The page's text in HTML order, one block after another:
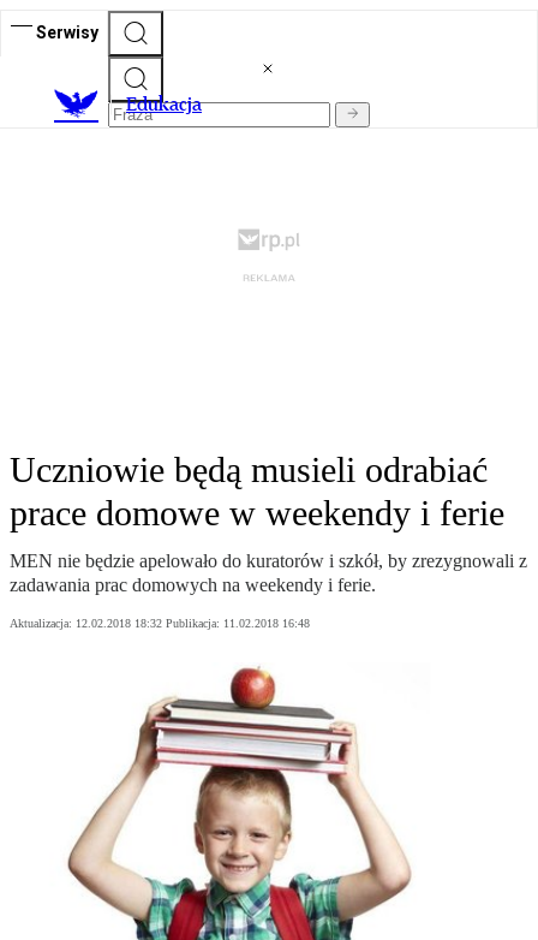
Serwisy
Edukacja
Uczniowie będą musieli odrabiać
prace domowe w weekendy i ferie
MEN nie będzie apelowało do kuratorów i szkół, by zrezygnowali z
zadawania prac domowych na weekendy i ferie.
Aktualizacja: 12.02.2018 18:32 Publikacja: 11.02.2018 16:48